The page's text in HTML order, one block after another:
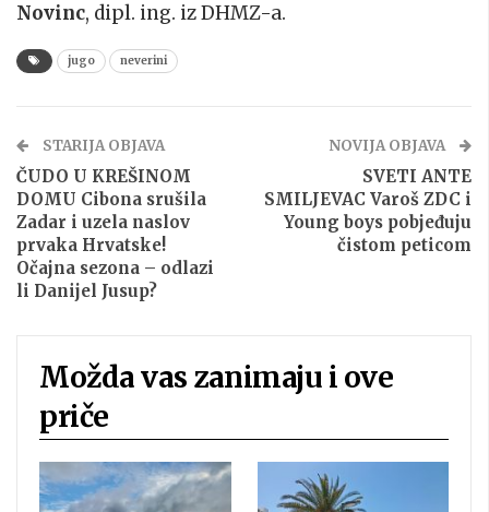
Novinc, dipl. ing. iz DHMZ-a.
jugo neverini
STARIJA OBJAVA
ČUDO U KREŠINOM
DOMU Cibona srušila
Zadar i uzela naslov
prvaka Hrvatske!
Očajna sezona – odlazi
li Danijel Jusup?
NOVIJA OBJAVA
SVETI ANTE
SMILJEVAC Varoš ZDC i
Young boys pobjeđuju
čistom peticom
Možda vas zanimaju i ove
priče